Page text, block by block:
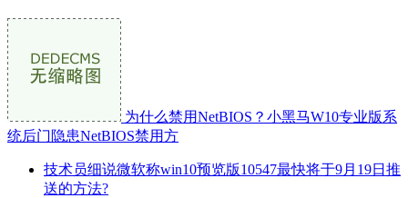
为什么禁用NetBIOS？小黑马W10专业版系
统后门隐患NetBIOS禁用方
技术员细说微软称win10预览版10547最快将于9月19日推
送的方法?